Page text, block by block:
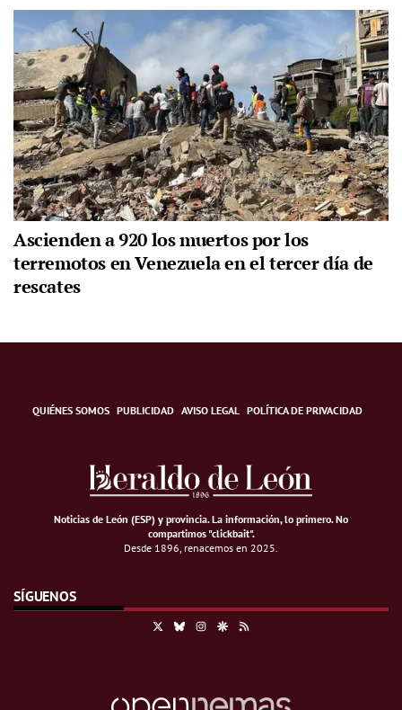
Ascienden a 920 los muertos por los
terremotos en Venezuela en el tercer día de
rescates
QUIÉNES SOMOS PUBLICIDAD AVISO LEGAL POLÍTICA DE PRIVACIDAD
Noticias de León (ESP) y provincia. La información, lo primero.No
compartimos "clickbait".
Desde 1896, renacemos en 2025.
SÍGUENOS
BlueskyInstagramGoogle Discover